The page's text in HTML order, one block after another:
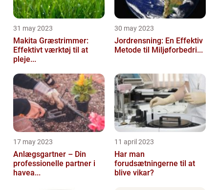
31 may 2023
Makita Græstrimmer:
Effektivt værktøj til at
pleje...
30 may 2023
Jordrensning: En Effektiv
Metode til Miljøforbedri...
17 may 2023
Anlægsgartner – Din
professionelle partner i
havea...
11 april 2023
Har man
forudsætningerne til at
blive vikar?